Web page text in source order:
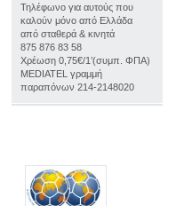
Τηλέφωνο για αυτούς που
καλούν μόνο από Ελλάδα
από σταθερά & κινητά
875 876 83 58
Χρέωση 0,75€/1’(συμπ. ΦΠΑ)
MEDIATEL γραμμή
παραπόνων 214-2148020